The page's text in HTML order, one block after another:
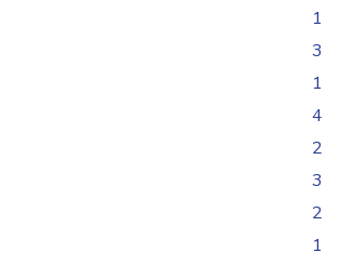
1
3
1
4
2
3
2
1